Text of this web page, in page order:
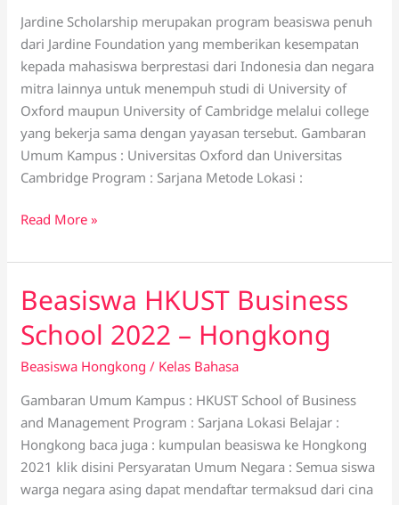
Jardine Scholarship merupakan program beasiswa penuh
dari Jardine Foundation yang memberikan kesempatan
kepada mahasiswa berprestasi dari Indonesia dan negara
mitra lainnya untuk menempuh studi di University of
Oxford maupun University of Cambridge melalui college
yang bekerja sama dengan yayasan tersebut. Gambaran
Umum Kampus : Universitas Oxford dan Universitas
Cambridge Program : Sarjana Metode Lokasi :
Cambridge
2022
Read More »
Beasiswa HKUST Business
School 2022 – Hongkong
Beasiswa Hongkong / Kelas Bahasa
Gambaran Umum Kampus : HKUST School of Business
and Management Program : Sarjana Lokasi Belajar :
Hongkong baca juga : kumpulan beasiswa ke Hongkong
2021 klik disini Persyaratan Umum Negara : Semua siswa
warga negara asing dapat mendaftar termaksud dari cina
Beasiswa
HKUST
Business
School
–
Hongkong